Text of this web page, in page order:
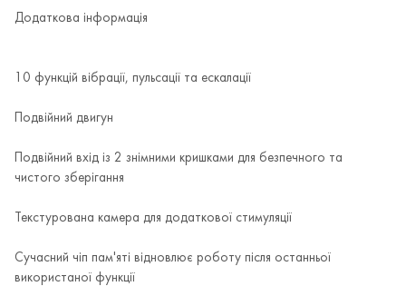
Додаткова інформація
10 функцій вібрації, пульсації та ескалації
Подвійний двигун
Подвійний вхід із 2 знімними кришками для безпечного та
чистого зберігання
Текстурована камера для додаткової стимуляції
Сучасний чіп пам'яті відновлює роботу після останньої
використаної функції